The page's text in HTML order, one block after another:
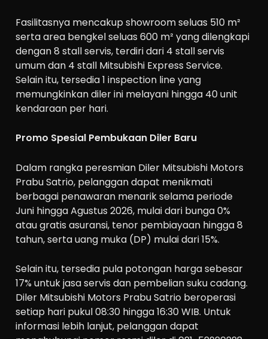
Fasilitasnya mencakup showroom seluas 510 m²
serta area bengkel seluas 600 m² yang dilengkapi
dengan 8 stall servis, terdiri dari 4 stall servis
umum dan 4 stall Mitsubishi Express Service.
Selain itu, tersedia 1 inspection line yang
memungkinkan diler ini melayani hingga 40 unit
kendaraan per hari.
Promo Spesial Pembukaan Diler Baru
Dalam rangka peresmian Diler Mitsubishi Motors
Prabu Satrio, pelanggan dapat menikmati
berbagai penawaran menarik selama periode
Juni hingga Agustus 2026, mulai dari bunga 0%
atau gratis asuransi, tenor pembiayaan hingga 8
tahun, serta uang muka (DP) mulai dari 15%.
Selain itu, tersedia pula potongan harga sebesar
17% untuk jasa servis dan pembelian suku cadang.
Diler Mitsubishi Motors Prabu Satrio beroperasi
setiap hari pukul 08:30 hingga 16:30 WIB. Untuk
informasi lebih lanjut, pelanggan dapat